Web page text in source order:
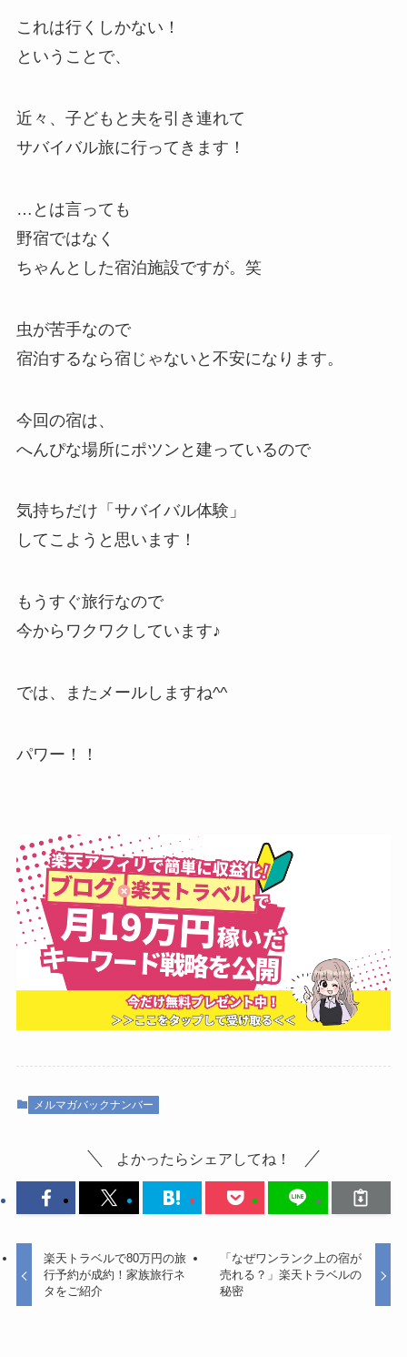
これは行くしかない！
ということで、
近々、子どもと夫を引き連れて
サバイバル旅に行ってきます！
…とは言っても
野宿ではなく
ちゃんとした宿泊施設ですが。笑
虫が苦手なので
宿泊するなら宿じゃないと不安になります。
今回の宿は、
へんぴな場所にポツンと建っているので
気持ちだけ「サバイバル体験」
してこようと思います！
もうすぐ旅行なので
今からワクワクしています♪
では、またメールしますね^^
パワー！！
メルマガバックナンバー
よかったらシェアしてね！
楽天トラベルで80万円の旅
行予約が成約！家族旅行ネ
タをご紹介
「なぜワンランク上の宿が
売れる？」楽天トラベルの
秘密